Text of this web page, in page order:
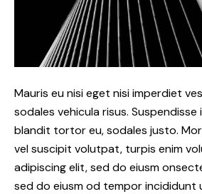
Mauris eu nisi eget nisi imperdiet
sodales vehicula risus. Suspendisse
blandit tortor eu, sodales justo.
vel suscipit volutpat, turpis enim
adipiscing elit, sed do eiusm
sed do eiusm od tempor incididunt